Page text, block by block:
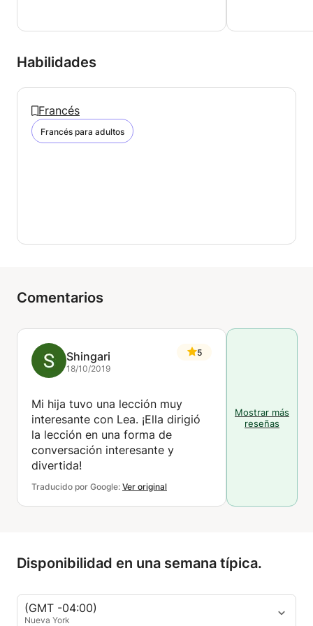
o corrección.
debido a la situación sanitaria.
Habilidades
Francés
Francés para adultos
Comentarios
Shingari
18/10/2019
5
Mi hija tuvo una lección muy
interesante con Lea. ¡Ella dirigió
la lección en una forma de
conversación interesante y
divertida!
Traducido por Google: Ver original
Mostrar más
reseñas
Disponibilidad en una semana típica.
(GMT -04:00)
Nueva York